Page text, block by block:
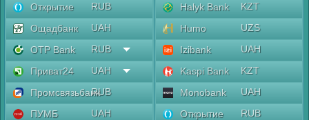
Открытие
RUB
Ощадбанк
UAH
OTP Bank
RUB
Приват24
UAH
ПромсвязьбанкRUB
ПУМБ
UAH
Halyk Bank
KZT
Humo
UZS
Izibank
UAH
Kaspi Bank
KZT
Monobank
UAH
Открытие
RUB